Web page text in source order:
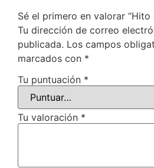
Sé el primero en valorar “Hito
Tu dirección de correo
publicada. Los campos
marcados con *
Tu puntuación *
Tu valoración *